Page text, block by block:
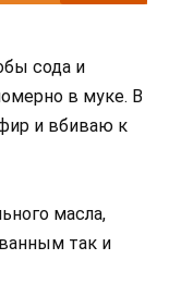
сода и
в муке. В
и вбиваю к
масла,
так и